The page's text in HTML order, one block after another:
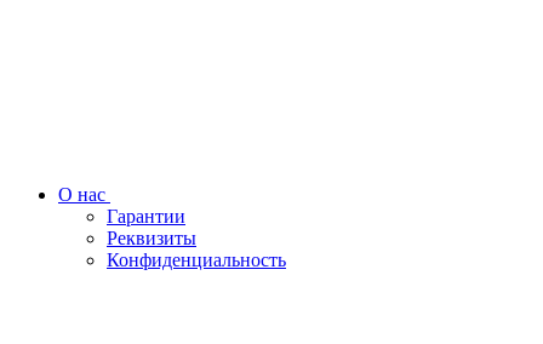
О нас
Гарантии
Реквизиты
Конфиденциальность